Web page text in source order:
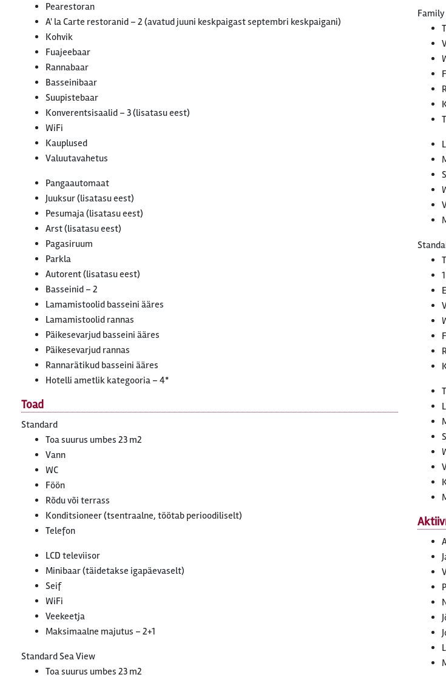
Pearestoran
A' la Carte restoranid – 2 (avatud juuni keskpaigast septembri keskpaigani)
Kohvik
Fuajeebaar
Rannabaar
Basseinibaar
Suupistebaar
Konverentsisaalid – 3 (lisatasu eest)
WiFi
Kauplused
Valuutavahetus
Pangaautomaat
Juuksur (lisatasu eest)
Pesumaja (lisatasu eest)
Arst (lisatasu eest)
Pagasiruum
Parkla
Autorent (lisatasu eest)
Basseinid – 2
Lamamistoolid basseini ääres
Lamamistoolid rannas
Päikesevarjud basseini ääres
Päikesevarjud rannas
Rannarätikud basseini ääres
Hotelli ametlik kategooria – 4*
Toad
Standard
Toa suurus umbes 23 m2
Vann
WC
Föön
Rõdu või terrass
Konditsioneer (tsentraalne, töötab perioodiliselt)
Telefon
LCD televiisor
Minibaar (täidetakse igapäevaselt)
Seif
WiFi
Veekeetja
Maksimaalne majutus – 2+1
Standard Sea View
Toa suurus umbes 23 m2